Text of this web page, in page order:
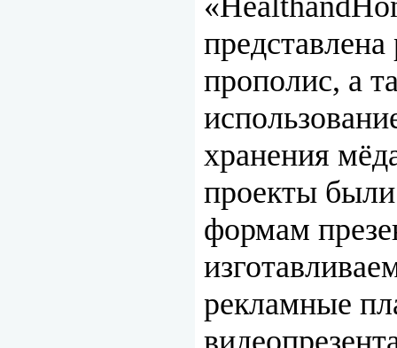
прополис, а
хранения
проекты
формам
рекламные